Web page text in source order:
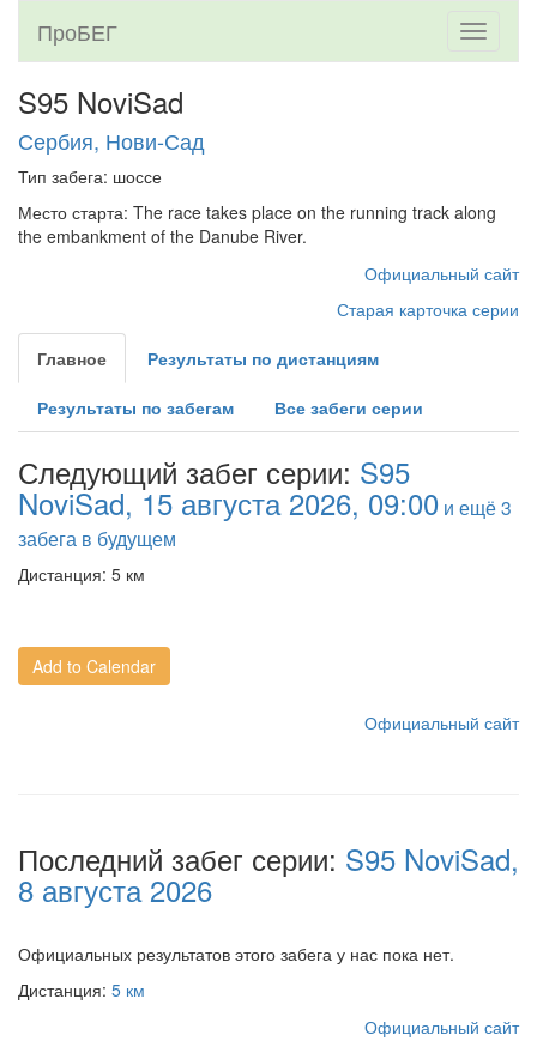
Toggle
ПроБЕГ
S95 NoviSad
Сербия, Нови-Сад
Тип забега: шоссе
Место старта: The race takes place on the running track along
the embankment of the Danube River.
Официальный сайт
Старая карточка серии
Главное Результаты по дистанциям
Результаты по забегам Все забеги серии
Следующий забег серии: S95
NoviSad, 15 августа 2026, 09:00 и ещё 3
забега в будущем
Дистанция: 5 км
Add to Calendar
Официальный сайт
Последний забег серии: S95 NoviSad,
8 августа 2026
Официальных результатов этого забега у нас пока нет.
Дистанция: 5 км
Официальный сайт